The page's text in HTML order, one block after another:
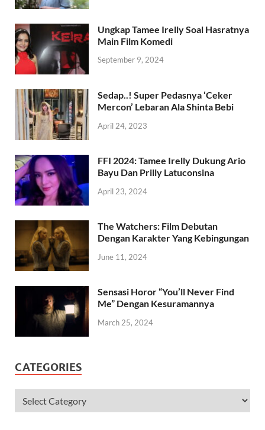
Ungkap Tamee Irelly Soal Hasratnya
Main Film Komedi
September 9, 2024
Sedap..! Super Pedasnya ‘Ceker
Mercon’ Lebaran Ala Shinta Bebi
April 24, 2023
FFI 2024: Tamee Irelly Dukung Ario
Bayu Dan Prilly Latuconsina
April 23, 2024
The Watchers: Film Debutan
Dengan Karakter Yang Kebingungan
June 11, 2024
Sensasi Horor “You’ll Never Find
Me” Dengan Kesuramannya
March 25, 2024
CATEGORIES